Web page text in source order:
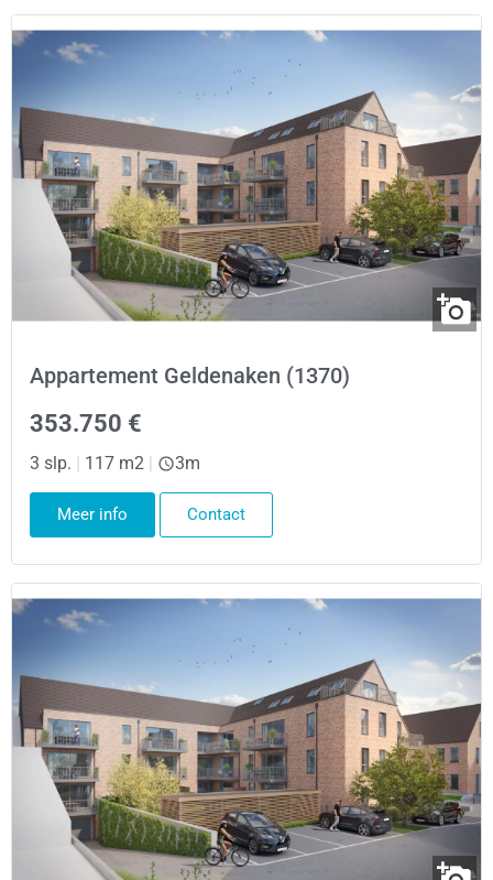
Appartement Geldenaken (1370)
353.750 €
3 slp. | 117 m2 | 3m
Meer info Contact